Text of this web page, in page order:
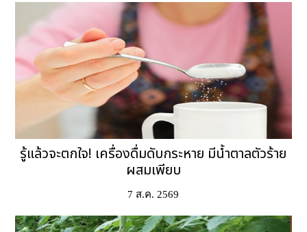
รู้แล้วจะตกใจ! เครื่องดื่มดับกระหาย มีน้ำตาลตัวร้าย
ผสมเพียบ
7 ส.ค. 2569